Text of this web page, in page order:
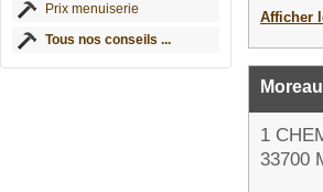
Prix menuiserie
Tous nos conseils ...
Afficher
1
33700